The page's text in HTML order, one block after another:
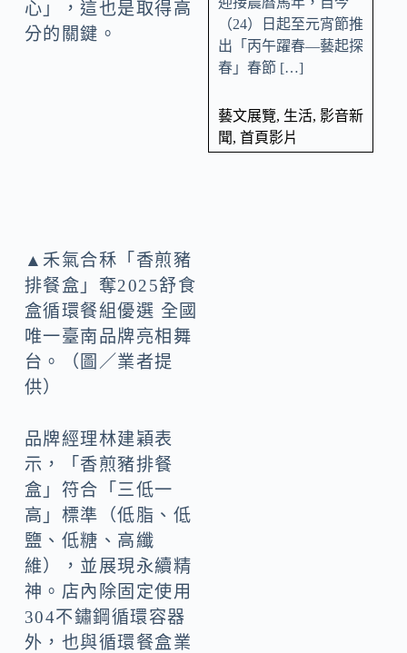
心」，這也是取得高
分的關鍵。
▲禾氣合秝「香煎豬
排餐盒」奪2025舒食
盒循環餐組優選 全國
唯一臺南品牌亮相舞
台。（圖／業者提
供）
品牌經理林建穎表
示，「香煎豬排餐
盒」符合「三低一
高」標準（低脂、低
鹽、低糖、高纖
維），並展現永續精
神。店內除固定使用
304不鏽鋼循環容器
外，也與循環餐盒業
（24）日起至元宵節推
出「丙午躍春—藝起探
春」春節 […]
藝文展覽, 生活, 影音新
聞, 首頁影片